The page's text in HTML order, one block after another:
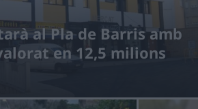
al Pla de Barris amb
en 12,5 milions